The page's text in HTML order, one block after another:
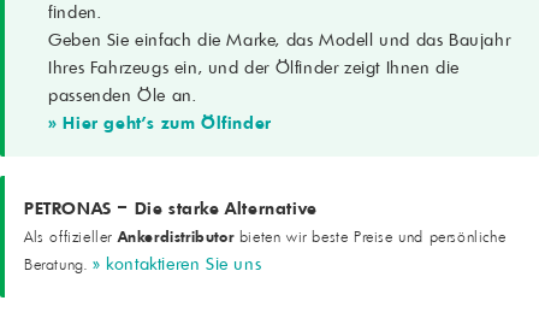
FCA 9.55550-MZ7 (Contractual Technical Ref. # F055.N15)
Synchronisator-Performance
Sehr gut
Kaltfließeigenschaften
Ausgeprägt, unterstützt Tieftemperatur-Schaltbarkeit
Verschleißschutz
Ausgezeichneter Anti-Wear- und Anti-Pitting-Schutz
Thermische/oxidative Stabilität
Sehr hoch
Dichte bei 15 °C
Viskosität bei 100 °C
6,3 cSt (ASTM D445)
finden.
Geben Sie einfach die Marke, das Modell und das Baujahr
Ihres Fahrzeugs ein, und der Ölfinder zeigt Ihnen die
passenden Öle an.
» Hier geht's zum Ölfinder
PETRONAS – Die starke Alternative
Als offiziellerAnkerdistributorbieten wir beste Preise und persönliche
Beratung. » kontaktieren Sie uns